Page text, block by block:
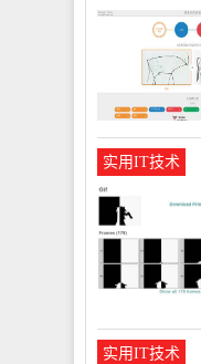
实用IT技术
实用IT技术